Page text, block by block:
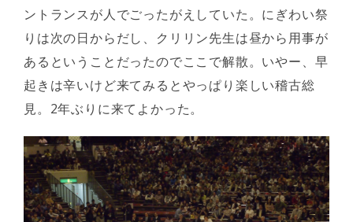
ントランスが人でごったがえしていた。にぎわい祭
りは次の日からだし、クリリン先生は昼から用事が
あるということだったのでここで解散。いやー、早
起きは辛いけど来てみるとやっぱり楽しい稽古総
見。2年ぶりに来てよかった。